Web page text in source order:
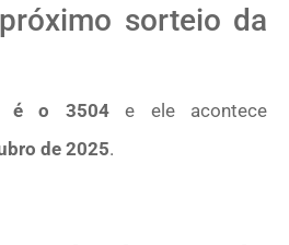
sorteio da
é o 3504e ele acontece
de 2025.